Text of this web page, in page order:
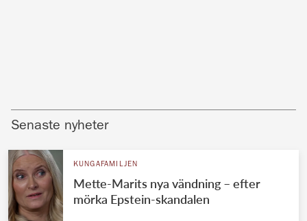
Senaste nyheter
KUNGAFAMILJEN
Mette-Marits nya vändning – efter
mörka Epstein-skandalen